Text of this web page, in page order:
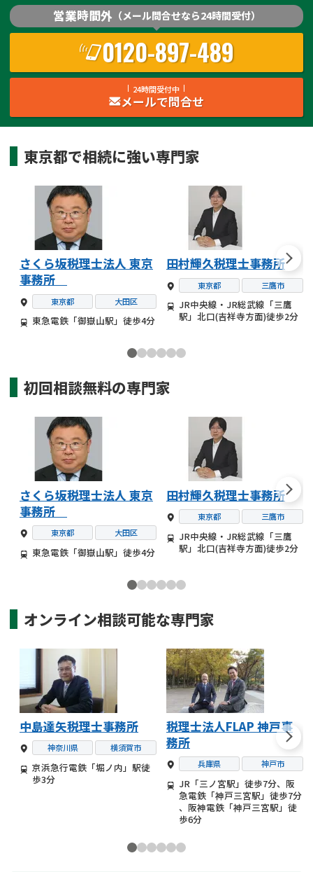
営業時間外 （メール問合せなら24時間受付）
0120-897-489
24時間受付中
メールで問合せ
東京都で相続に強い専門家
さくら坂税理士法人 東京
事務所
東京都 大田区
東急電鉄「御嶽山駅」徒歩4分
田村輝久税理士事務所
東京都 三鷹市
JR中央線・JR総武線「三鷹
駅」北口(吉祥寺方面)徒歩2分
初回相談無料の専門家
さくら坂税理士法人 東京
事務所
東京都 大田区
東急電鉄「御嶽山駅」徒歩4分
田村輝久税理士事務所
東京都 三鷹市
JR中央線・JR総武線「三鷹
駅」北口(吉祥寺方面)徒歩2分
オンライン相談可能な専門家
中島達矢税理士事務所
神奈川県 横須賀市
京浜急行電鉄「堀ノ内」駅徒
歩3分
税理士法人FLAP 神戸事
務所
兵庫県 神戸市
JR「三ノ宮駅」徒歩7分、阪
急電鉄「神戸三宮駅」徒歩7分
、阪神電鉄「神戸三宮駅」徒
歩6分